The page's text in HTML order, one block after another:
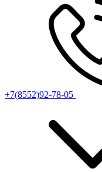
+7(8552)92-78-05